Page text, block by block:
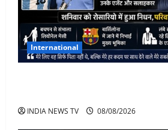
International
INDIA NEWS TV 08/08/2026